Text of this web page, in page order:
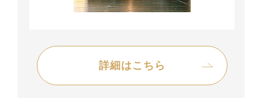
詳細はこちら